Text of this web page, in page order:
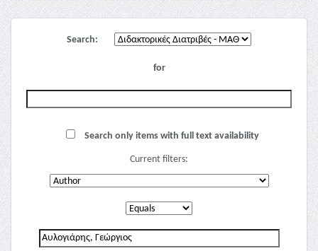
Search:
for
Search only items with full text availability
Current filters: